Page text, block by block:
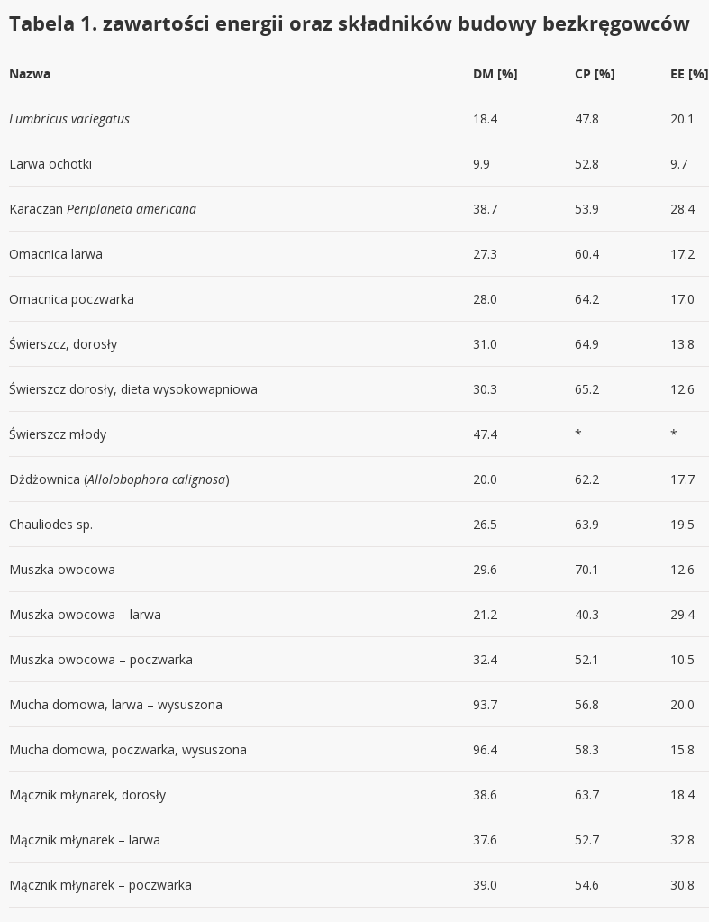
Tabela 1. zawartości energii oraz składników budowy bezkręgowców
Nazwa DM [%] CP [%] EE [%]
Lumbricus variegatus 18.4 47.8 20.1
Larwa ochotki 9.9 52.8 9.7
Karaczan Periplaneta americana 38.7 53.9 28.4
Omacnica larwa 27.3 60.4 17.2
Omacnica poczwarka 28.0 64.2 17.0
Świerszcz, dorosły 31.0 64.9 13.8
Świerszcz dorosły, dieta wysokowapniowa 30.3 65.2 12.6
Świerszcz młody 47.4 * *
Dżdżownica (Allolobophora calignosa) 20.0 62.2 17.7
Chauliodes sp. 26.5 63.9 19.5
Muszka owocowa 29.6 70.1 12.6
Muszka owocowa – larwa 21.2 40.3 29.4
Muszka owocowa – poczwarka 32.4 52.1 10.5
Mucha domowa, larwa – wysuszona 93.7 56.8 20.0
Mucha domowa, poczwarka, wysuszona 96.4 58.3 15.8
Mącznik młynarek, dorosły 38.6 63.7 18.4
Mącznik młynarek – larwa 37.6 52.7 32.8
Mącznik młynarek – poczwarka 39.0 54.6 30.8